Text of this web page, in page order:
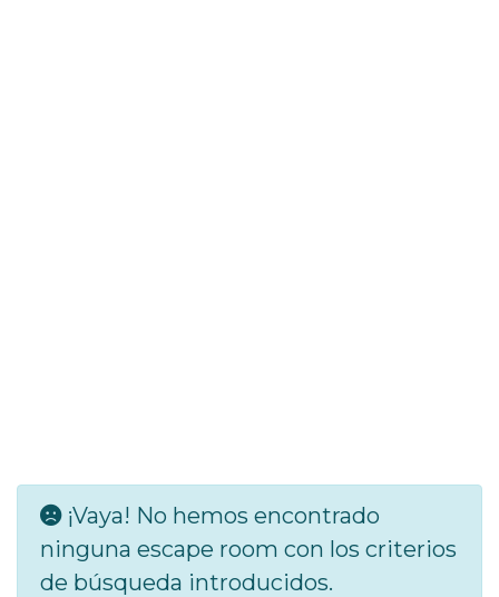
¡Vaya! No hemos encontrado
ninguna escape room con los criterios
de búsqueda introducidos.